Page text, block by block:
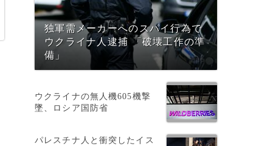
独軍需メーカーへのスパイ行為で
ウクライナ人逮捕 「破壊工作の準
備」
ウクライナの無人機605機撃
墜、ロシア国防省
パレスチナ人と衝突したイス